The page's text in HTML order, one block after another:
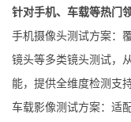
针对手机、车载等热门
手机摄像头测试方案：
镜头等多类镜头测试，
能，提供全维度检测支持
车载影像测试方案：适